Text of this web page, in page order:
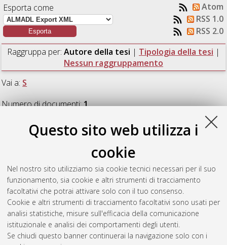
Questo sito web utilizza i
cookie
Nel nostro sito utilizziamo sia cookie tecnici necessari per il suo
funzionamento, sia cookie e altri strumenti di tracciamento
facoltativi che potrai attivare solo con il tuo consenso.
Cookie e altri strumenti di tracciamento facoltativi sono usati per
analisi statistiche, misure sull'efficacia della comunicazione
istituzionale e analisi dei comportamenti degli utenti.
Se chiudi questo banner continuerai la navigazione solo con i
Esporta come
Atom
RSS 1.0
RSS 2.0
Raggruppa per: Autore della tesi | Tipologia della tesi |
Nessun raggruppamento
Vai a: S
Numero di documenti:1.
development in passive houses.[Laurea magistrale], Università
di Bologna, Corso di Studio inIngegneria chimica e di
processo [LM-DM270], Documento full-text non disponibile
Questa lista e' stata generata ilThu Aug 6 17:27:01 2026
CEST